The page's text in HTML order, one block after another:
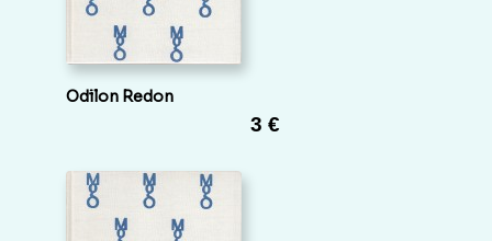
Odilon Redon
3 €